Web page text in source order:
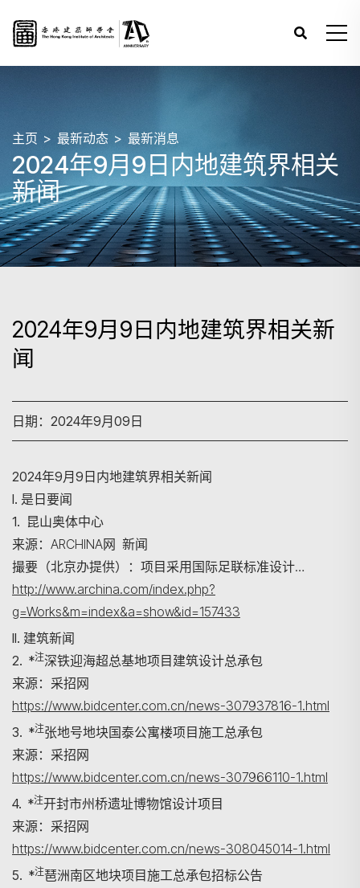
主页 最新动态 最新消息
2024年9月9日内地建筑界相关
新闻
2024年9月9日内地建筑界相关新
闻
日期：2024年9月09日
2024年9月9日内地建筑界相关新闻
I. 是日要闻
1. 昆山奥体中心
来源：ARCHINA网 新闻
撮要（北京办提供）：项目采用国际足联标准设计…
http://www.archina.com/index.php?
g=Works&m=index&a=show&id=157433
II. 建筑新闻
2. *注深铁迎海超总基地项目建筑设计总承包
来源：采招网
https://www.bidcenter.com.cn/news-307937816-1.html
3. *注张地号地块国泰公寓楼项目施工总承包
来源：采招网
https://www.bidcenter.com.cn/news-307966110-1.html
4. *注开封市州桥遗址博物馆设计项目
来源：采招网
https://www.bidcenter.com.cn/news-308045014-1.html
5. *注琶洲南区地块项目施工总承包招标公告